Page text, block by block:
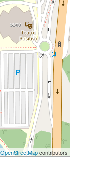
OpenStreetMapcontributors